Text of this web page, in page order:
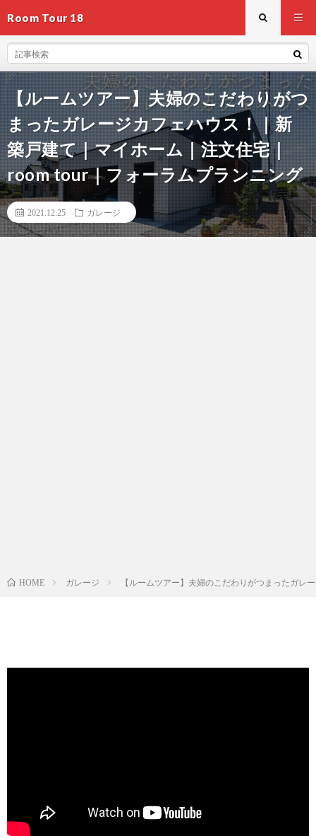
Room Tour 18
【ルームツアー】夫婦のこだわりがつ
まったガレージカフェハウス！｜新
築戸建て｜マイホーム｜注文住宅｜
room tour｜フォーラムプランニング
2021.12.25 ガレージ
HOME ガレージ 【ルームツアー】夫婦のこだわりがつまったガ